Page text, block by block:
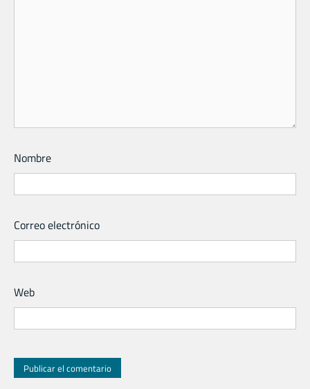
Nombre
Correo electrónico
Web